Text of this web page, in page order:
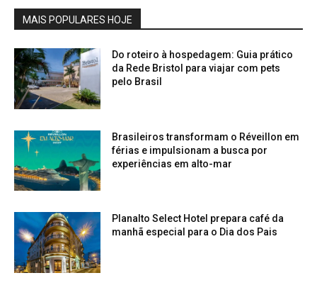
MAIS POPULARES HOJE
Do roteiro à hospedagem: Guia prático
da Rede Bristol para viajar com pets
pelo Brasil
Brasileiros transformam o Réveillon em
férias e impulsionam a busca por
experiências em alto-mar
Planalto Select Hotel prepara café da
manhã especial para o Dia dos Pais